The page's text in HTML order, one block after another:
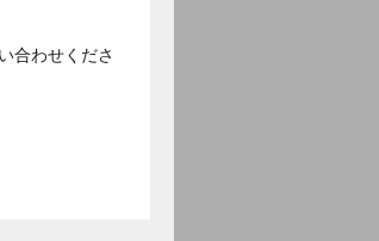
合わせくださ